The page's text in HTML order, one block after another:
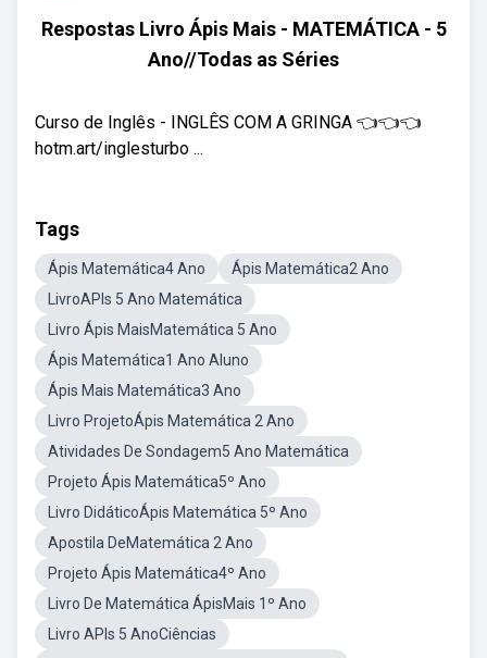
Respostas Livro Ápis Mais - MATEMÁTICA - 5
Ano//Todas as Séries
Curso de Inglês - INGLÊS COM A GRINGA 👈👈👈
hotm.art/inglesturbo ...
Tags
Ápis Matemática4 Ano
Ápis Matemática2 Ano
LivroAPIs 5 Ano Matemática
Livro Ápis MaisMatemática 5 Ano
Ápis Matemática1 Ano Aluno
Ápis Mais Matemática3 Ano
Livro ProjetoÁpis Matemática 2 Ano
Atividades De Sondagem5 Ano Matemática
Projeto Ápis Matemática5º Ano
Livro DidáticoÁpis Matemática 5º Ano
Apostila DeMatemática 2 Ano
Projeto Ápis Matemática4º Ano
Livro De Matemática ÁpisMais 1º Ano
Livro APIs 5 AnoCiências